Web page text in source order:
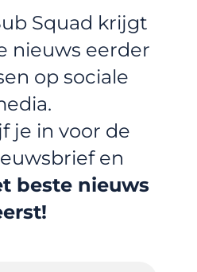
Squad krijgt
nieuws eerder
op sociale
je in voor de
en
beste nieuws